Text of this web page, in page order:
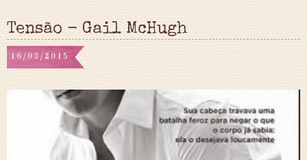
Tensão - Gail McHugh
16/03/2015